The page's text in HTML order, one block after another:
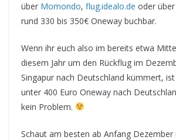
über Momondo, flug.idealo.de oder über
rund 330 bis 350€ Oneway buchbar.
Wenn ihr euch also im bereits etwa
diesem Jahr um den Rückflug im
Singapur nach Deutschland kümmert,
unter 400 Euro Oneway nach
kein Problem.
Schaut am besten ab Anfang Dezember